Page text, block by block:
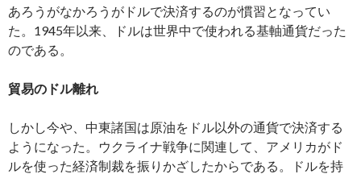
あろうがなかろうがドルで決済するのが慣習となってい
た。1945年以来、ドルは世界中で使われる基軸通貨だった
のである。
貿易のドル離れ
しかし今や、中東諸国は原油をドル以外の通貨で決済する
ようになった。ウクライナ戦争に関連して、アメリカがド
ルを使った経済制裁を振りかざしたからである。ドルを持